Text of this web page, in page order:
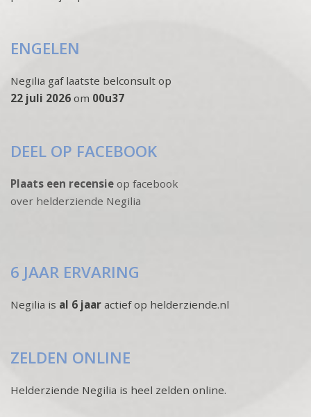
ENGELEN
Negilia gaf laatste belconsult op
22 juli 2026 om 00u37
DEEL OP FACEBOOK
Plaats een recensie op facebook
over helderziende Negilia
6 JAAR ERVARING
Negilia is al 6 jaar actief op helderziende.nl
ZELDEN ONLINE
Helderziende Negilia is heel zelden online.